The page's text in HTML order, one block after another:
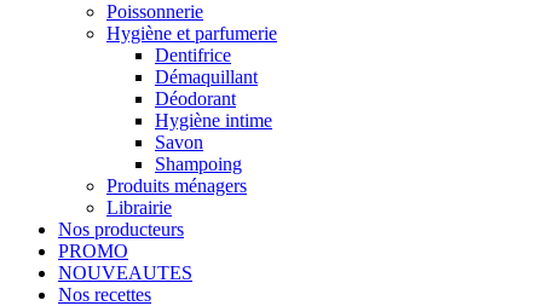
Poissonnerie
Hygiène et parfumerie
Dentifrice
Démaquillant
Déodorant
Hygiène intime
Savon
Shampoing
Produits ménagers
Librairie
Nos producteurs
PROMO
NOUVEAUTES
Nos recettes